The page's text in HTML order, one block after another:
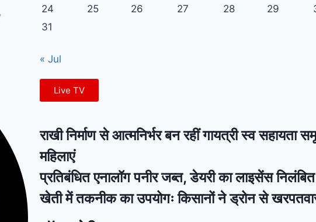
24
25 26 27 28 29
31
« Jul
Live TV
राखी निर्माण से आत्मनिर्भर बन रहीं गायत्री स्व सहायता
महिलाएं
प्रतिबंधित एनालॉग पनीर जब्त, डेयरी का लाइसेंस निलंबित
खेती में तकनीक का उपयोगः किसानों ने ड्रोन से